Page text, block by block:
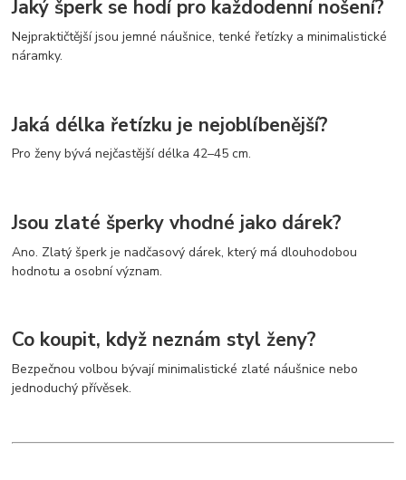
Jaký šperk se hodí pro každodenní nošení?
Nejpraktičtější jsou jemné náušnice, tenké řetízky a minimalistické
náramky.
Jaká délka řetízku je nejoblíbenější?
Pro ženy bývá nejčastější délka 42–45 cm.
Jsou zlaté šperky vhodné jako dárek?
Ano. Zlatý šperk je nadčasový dárek, který má dlouhodobou
hodnotu a osobní význam.
Co koupit, když neznám styl ženy?
Bezpečnou volbou bývají minimalistické zlaté náušnice nebo
jednoduchý přívěsek.